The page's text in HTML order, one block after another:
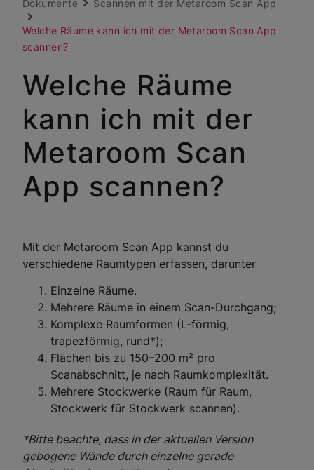
Dokumente Scannen mit der Metaroom Scan App
Welche Räume kann ich mit der Metaroom Scan App
scannen?
Welche Räume
kann ich mit der
Metaroom Scan
App scannen?
Mit der Metaroom Scan App kannst du
verschiedene Raumtypen erfassen, darunter
Einzelne Räume.
Mehrere Räume in einem Scan-Durchgang;
Komplexe Raumformen (L-förmig,
trapezförmig, rund*);
Flächen bis zu 150–200 m² pro
Scanabschnitt, je nach Raumkomplexität.
Mehrere Stockwerke (Raum für Raum,
Stockwerk für Stockwerk scannen).
*Bitte beachte, dass in der aktuellen Version
gebogene Wände durch einzelne gerade